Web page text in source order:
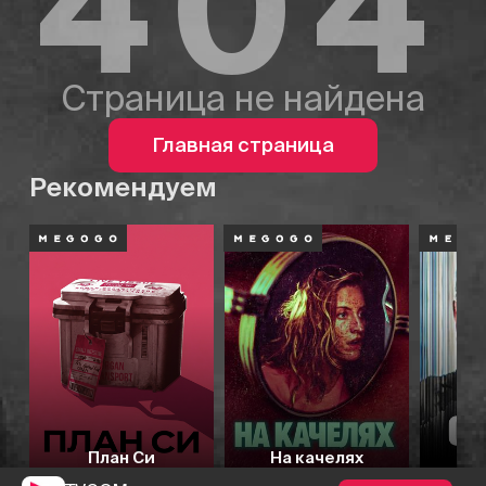
Страница не найдена
Главная страница
Рекомендуем
План Си На качелях